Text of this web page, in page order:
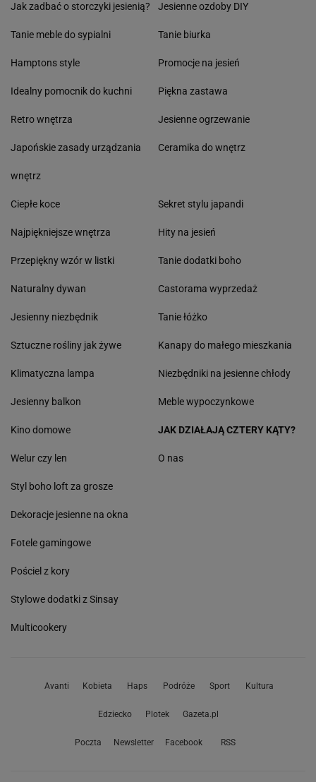
Jak zadbać o storczyki jesienią?
Tanie meble do sypialni
Hamptons style
Idealny pomocnik do kuchni
Retro wnętrza
Japońskie zasady urządzania
wnętrz
Jesienne ozdoby DIY
Tanie biurka
Promocje na jesień
Piękna zastawa
Jesienne ogrzewanie
Ceramika do wnętrz
Ciepłe koce
Najpiękniejsze wnętrza
Przepiękny wzór w listki
Naturalny dywan
Jesienny niezbędnik
Sztuczne rośliny jak żywe
Klimatyczna lampa
Jesienny balkon
Sekret stylu japandi
Hity na jesień
Tanie dodatki boho
Castorama wyprzedaż
Tanie łóżko
Kanapy do małego mieszkania
Niezbędniki na jesienne chłody
Meble wypoczynkowe
Kino domowe
Welur czy len
Styl boho loft za grosze
Dekoracje jesienne na okna
Fotele gamingowe
Pościel z kory
Stylowe dodatki z Sinsay
Multicookery
JAK DZIAŁAJĄ CZTERY KĄTY?
O nas
Avanti Kobieta Haps Podróże Sport Kultura
Edziecko Plotek Gazeta.pl
Poczta Newsletter Facebook RSS